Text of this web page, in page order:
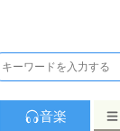
音楽